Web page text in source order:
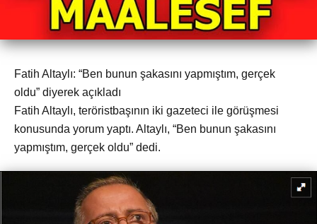
Fatih Altaylı: “Ben bunun şakasını yapmıştım, gerçek
oldu” diyerek açıkladı
Fatih Altaylı, teröristbaşının iki gazeteci ile görüşmesi
konusunda yorum yaptı. Altaylı, “Ben bunun şakasını
yapmıştım, gerçek oldu” dedi.